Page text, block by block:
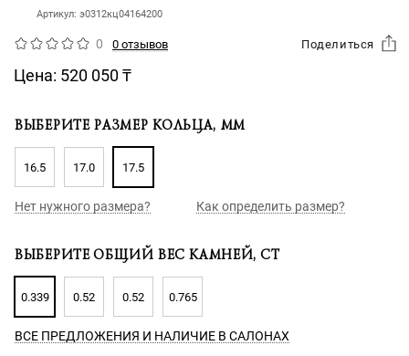
Артикул: э0312кц04164200
0 0 отзывов Поделиться
Цена: 520 050₸
ВЫБЕРИТЕ РАЗМЕР КОЛЬЦА, ММ
16.5 17.0 17.5
Нет нужного размера? Как определить размер?
ВЫБЕРИТЕ ОБЩИЙ ВЕС КАМНЕЙ, CT
0.339 0.52 0.52 0.765
ВСЕ ПРЕДЛОЖЕНИЯ И НАЛИЧИЕ В САЛОНАХ